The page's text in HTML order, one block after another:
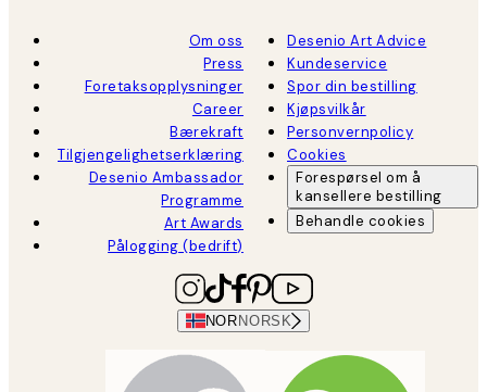
Om oss
Press
Foretaksopplysninger
Career
Bærekraft
Tilgjengelighetserklæring
Desenio Ambassador
Programme
Art Awards
Pålogging (bedrift)
Desenio Art Advice
Kundeservice
Spor din bestilling
Kjøpsvilkår
Personvernpolicy
Cookies
Forespørsel om å
kansellere bestilling
Behandle cookies
NOR NORSK